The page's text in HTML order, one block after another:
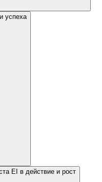
успеха
EI в действие и рост